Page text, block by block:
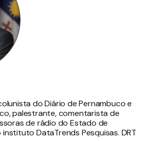
do Diário de Pernambuco e
palestrante, comentarista de
de rádio do Estado de
DataTrends Pesquisas. DRT